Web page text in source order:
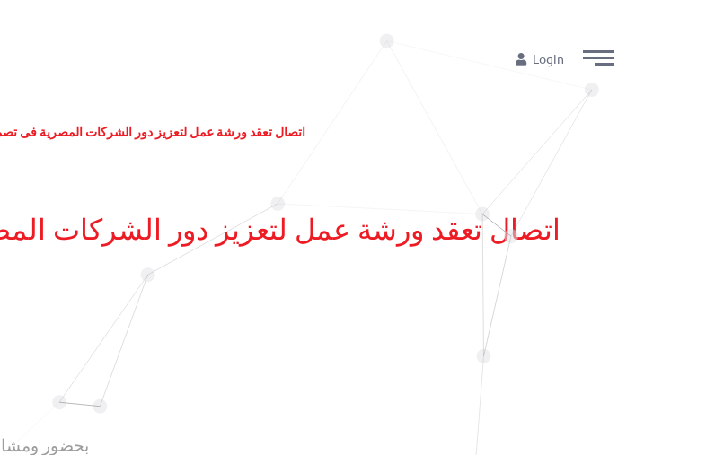
Login
اتصال تعقد ورشة عمل لتعزيز دور الشركات المصرية فى
اتصال تعقد ورشة عمل لتعزيز دور الشركات